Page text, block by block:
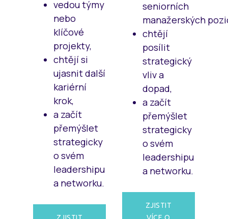
vedou týmy
nebo
klíčové
projekty,
chtějí si
ujasnit další
kariérní
krok,
a začít
přemýšlet
strategicky
o svém
leadershipu
a networku.
seniorních
manažerských
chtějí
posílit
strategický
vliv a
dopad,
a začít
přemýšlet
strategicky
o svém
leadershipu
a networku.
ZJISTIT